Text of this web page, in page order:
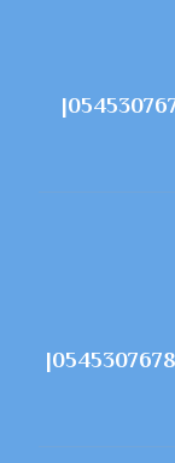
شركة تنظيف فلل في العين |0545307678|
شركة مكافحة الحمام في العين |0545307678|